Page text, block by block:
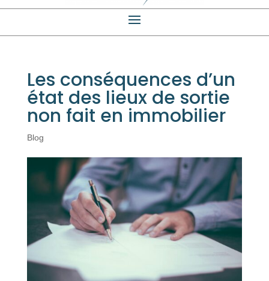
Les conséquences d’un
état des lieux de sortie
non fait en immobilier
Blog